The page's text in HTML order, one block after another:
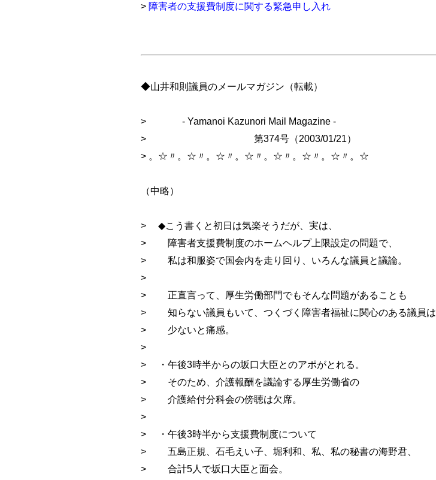
> 障害者の支援費制度に関する緊急申し入れ
◆山井和則議員のメールマガジン（転載）
> - Yamanoi Kazunori Mail Magazine -
> 第374号（2003/01/21）
> 。☆〃。☆〃。☆〃。☆〃。☆〃。☆〃。☆〃。☆
（中略）
> ◆こう書くと初日は気楽そうだが、実は、
> 障害者支援費制度のホームヘルプ上限設定の問題で、
> 私は和服姿で国会内を走り回り、いろんな議員と議論。
>
> 正直言って、厚生労働部門でもそんな問題があることも
> 知らない議員もいて、つくづく障害者福祉に関心のある議員は
> 少ないと痛感。
>
> ・午後3時半からの坂口大臣とのアポがとれる。
> そのため、介護報酬を議論する厚生労働省の
> 介護給付分科会の傍聴は欠席。
>
> ・午後3時半から支援費制度について
> 五島正規、石毛えい子、堀利和、私、私の秘書の海野君、
> 合計5人で坂口大臣と面会。